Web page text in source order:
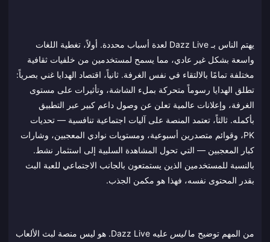
يهتم الناس بـ Dazz Live لعدة أسباب محددة. أولاً، تغطية اللغات
واسعة بشكل غير عادي، مما يسمح لمستخدمين من خلفيات ثقافية
مختلفة تمامًا بالالتقاء في نفس الغرفة. ثانياً، اقتصاد الهدايا غني بصرياً:
تطلق الهدايا رسوماً متحركة بملء الشاشة، وتأثيرات على مستوى
الغرفة، وإعلانات عالمية تعلن عن وصول داعم كبير عبر التطبيق
بأكمله. ثالثاً، تعتمد المنصة على آليات اجتماعية تنافسية — تحديات
PK، وقوائم متصدرين أسبوعية، ومستويات نوادي المعجبين، وشارات
كبار المعجبين — التي تحول المشاهدة السلبية إلى استثمار نشط.
بالنسبة للمستخدمين الذين يستمتعون بالجانب الاجتماعي للعبة البث
بقدر المحتوى نفسه، فهذا هو مكمن الجذب.
من المهم توضيح ماليس
عليه Dazz Live. هو ليس منصة لبث الألعاب